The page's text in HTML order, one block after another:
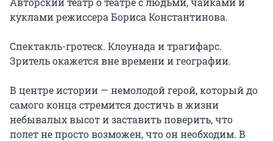
куклами режиссера Бориса Константинова.
Спектакль-гротеск. Клоунада и трагифарс.
Зритель окажется вне времени и географии.
В центре истории — немолодой герой, который до
самого конца стремится достичь в жизни
небывалых высот и заставить поверить, что
полет не просто возможен, что он необходим. В